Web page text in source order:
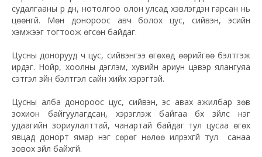
судалгааны үр дүн, нотолгоо олон улсад хэвлэгдэн гарсан нь
цөөнгүй. Мөн донороос авч болох цус, сийвэн, эсийн
хэмжээг тогтоож өгсөн байдаг.
Цусны донорууд ч цус, сийвэнгээ өгөхөд өөрийгөө бэлтгэж
ирдэг. Нойр, хоолны дэглэм, хувийн ариун цэвэр ялангуяа
сэтгэл зүйн бэлтгэл сайн хийх хэрэгтэй.
Цусны алба донороос цус, сийвэн, эс авах ажилбар зөв
зохион байгуулагдсан, хэрэглэж байгаа бүх зүйлс нэг
удаагийн зориулалттай, чанартай байдаг тул цусаа өгөх
явцад донорт ямар нэг сөрөг нөлөө илрэхгүй тул санаа
зовох зүйл байхгүй.